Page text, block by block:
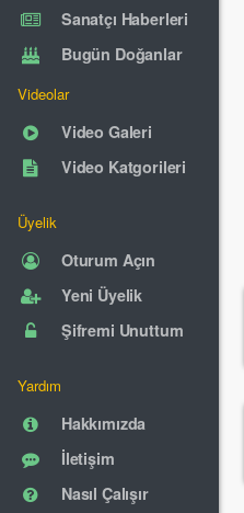
Sanatçı Haberleri
Bugün Doğanlar
Videolar
Video Galeri
Video Katgorileri
Üyelik
Oturum Açın
Yeni Üyelik
Şifremi Unuttum
Yardım
Hakkımızda
İletişim
Nasıl Çalışır